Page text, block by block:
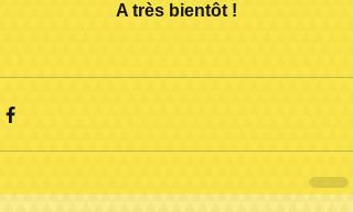
A très bientôt !